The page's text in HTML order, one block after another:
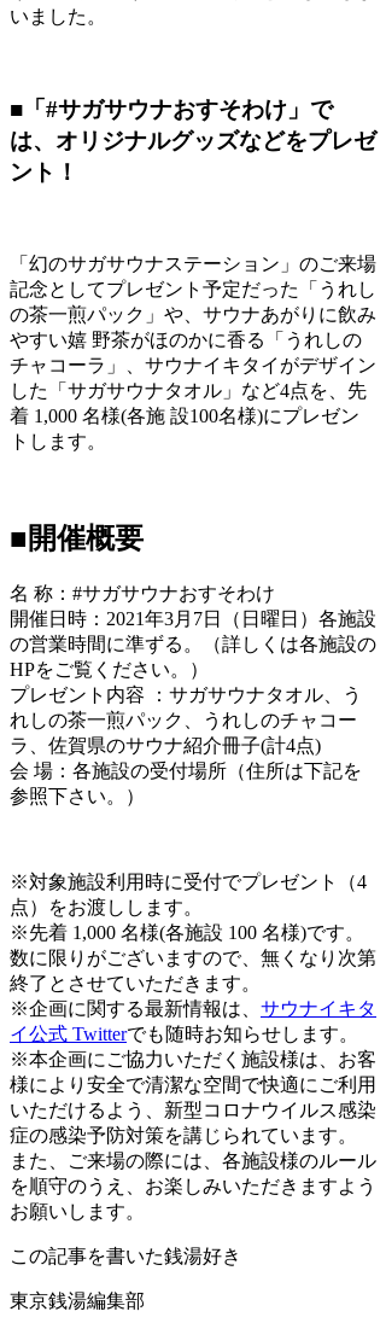
いました。
■「#サガサウナおすそわけ」で
は、オリジナルグッズなどをプレゼ
ント！
「幻のサガサウナステーション」のご来場
記念としてプレゼント予定だった「うれし
の茶一煎パック」や、サウナあがりに飲み
やすい嬉 野茶がほのかに香る「うれしの
チャコーラ」、サウナイキタイがデザイン
した「サガサウナタオル」など4点を、先
着 1,000 名様(各施 設100名様)にプレゼン
トします。
■開催概要
名 称：#サガサウナおすそわけ
開催日時：2021年3月7日（日曜日）各施設
の営業時間に準ずる。（詳しくは各施設の
HPをご覧ください。）
プレゼント内容 ：サガサウナタオル、う
れしの茶一煎パック、うれしのチャコー
ラ、佐賀県のサウナ紹介冊子(計4点)
会 場：各施設の受付場所（住所は下記を
参照下さい。）
※対象施設利用時に受付でプレゼント（4
点）をお渡しします。
※先着 1,000 名様(各施設 100 名様)です。
数に限りがございますので、無くなり次第
終了とさせていただきます。
※企画に関する最新情報は、 サウナイキタ
イ公式 Twitterでも随時お知らせします。
※本企画にご協力いただく施設様は、お客
様により安全で清潔な空間で快適にご利用
いただけるよう、新型コロナウイルス感染
症の感染予防対策を講じられています。
また、ご来場の際には、各施設様のルール
を順守のうえ、お楽しみいただきますよう
お願いします。
この記事を書いた銭湯好き
東京銭湯編集部